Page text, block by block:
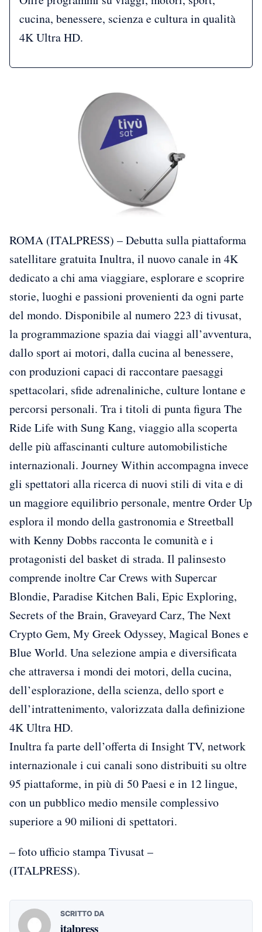
cucina, benessere, scienza e cultura in qualità
4K Ultra HD.
ROMA (ITALPRESS) – Debutta sulla piattaforma
satellitare gratuita Inultra, il nuovo canale in 4K
dedicato a chi ama viaggiare, esplorare e scoprire
storie, luoghi e passioni provenienti da ogni parte
del mondo. Disponibile al numero 223 di tivusat,
la programmazione spazia dai viaggi all’avventura,
dallo sport ai motori, dalla cucina al benessere,
con produzioni capaci di raccontare paesaggi
spettacolari, sfide adrenaliniche, culture lontane e
percorsi personali. Tra i titoli di punta figura The
Ride Life with Sung Kang, viaggio alla scoperta
delle più affascinanti culture automobilistiche
internazionali. Journey Within accompagna invece
gli spettatori alla ricerca di nuovi stili di vita e di
un maggiore equilibrio personale, mentre Order Up
esplora il mondo della gastronomia e Streetball
with Kenny Dobbs racconta le comunità e i
protagonisti del basket di strada. Il palinsesto
comprende inoltre Car Crews with Supercar
Blondie, Paradise Kitchen Bali, Epic Exploring,
Secrets of the Brain, Graveyard Carz, The Next
Crypto Gem, My Greek Odyssey, Magical Bones e
Blue World. Una selezione ampia e diversificata
che attraversa i mondi dei motori, della cucina,
dell’esplorazione, della scienza, dello sport e
dell’intrattenimento, valorizzata dalla definizione
4K Ultra HD.
Inultra fa parte dell’offerta di Insight TV, network
internazionale i cui canali sono distribuiti su oltre
95 piattaforme, in più di 50 Paesi e in 12 lingue,
con un pubblico medio mensile complessivo
superiore a 90 milioni di spettatori.
– foto ufficio stampa Tivusat –
(ITALPRESS).
SCRITTO DA
italpress